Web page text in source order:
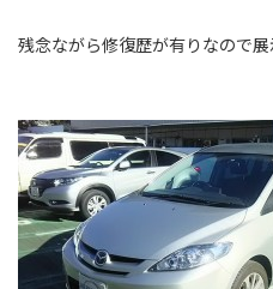
残念ながら修復歴が有りなので展